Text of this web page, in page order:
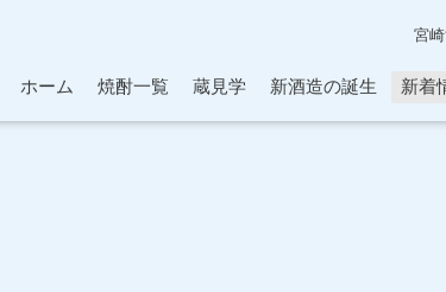
宮
ホーム 焼酎一覧 蔵見学 新酒造の誕生 新着